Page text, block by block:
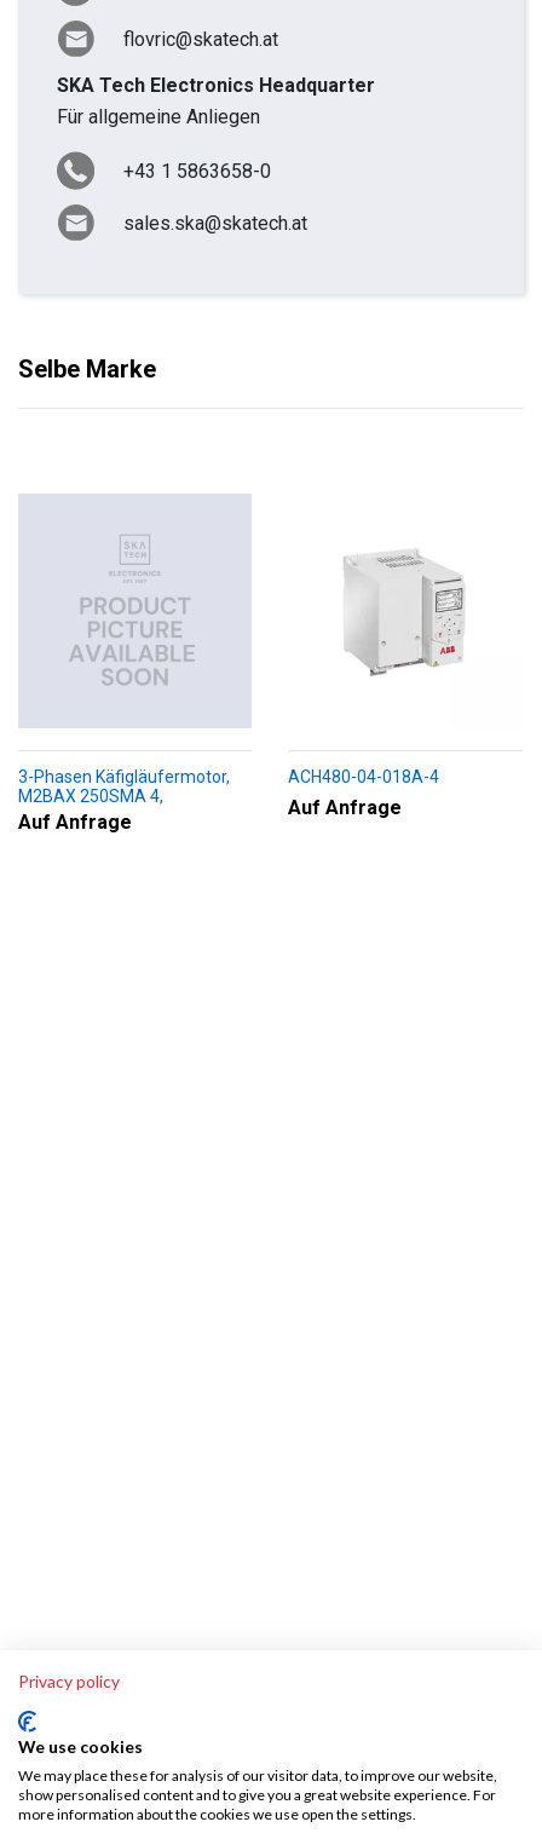
flovric@skatech.at
SKA Tech Electronics Headquarter
Für allgemeine Anliegen
+43 1 5863658-0
sales.ska@skatech.at
Selbe Marke
3-Phasen Käfigläufermotor,
M2BAX 250SMA 4,
+188+230+451+009
Auf Anfrage
ACH480-04-018A-4
Auf Anfrage
Privacy policy
We use cookies
We may place these for analysis of our visitor data, to improve our website,
show personalised content and to give you a great website experience. For
more information about the cookies we use open the settings.